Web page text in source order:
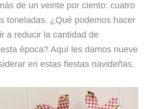
de un veinte por ciento: cuatro
toneladas. ¿Qué podemos hacer
a reducir la cantidad de
época? Aquí les damos nueve
en estas fiestas navideñas.